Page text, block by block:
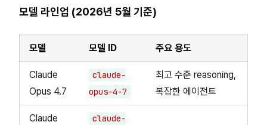
모델 라인업 (2026년 5월 기준)
모델 모델 ID 주요 용도
Claude
Opus 4.7
claude-
opus-4-7
최고 수준 reasoning,
복잡한 에이전트
Claude
claude-